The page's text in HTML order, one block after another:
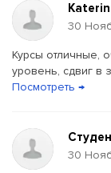
30
Курсы отличные,
уровень, сдвиг в
Посмотреть →
30